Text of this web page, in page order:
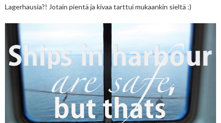
Lagerhausia?! Jotain pientä ja kivaa tarttui mukaankin sieltä :)